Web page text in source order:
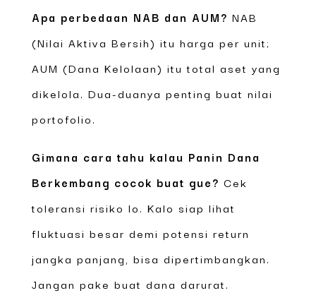
Apa perbedaan NAB dan AUM? NAB
(Nilai Aktiva Bersih) itu harga per unit;
AUM (Dana Kelolaan) itu total aset yang
dikelola. Dua-duanya penting buat nilai
portofolio.
Gimana cara tahu kalau Panin Dana
Berkembang cocok buat gue? Cek
toleransi risiko lo. Kalo siap lihat
fluktuasi besar demi potensi return
jangka panjang, bisa dipertimbangkan.
Jangan pake buat dana darurat.